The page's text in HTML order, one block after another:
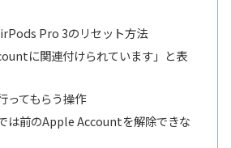
Pro 3のリセット方法
に関連付けられています」と表
ってもらう操作
は前のApple Accountを解除できな